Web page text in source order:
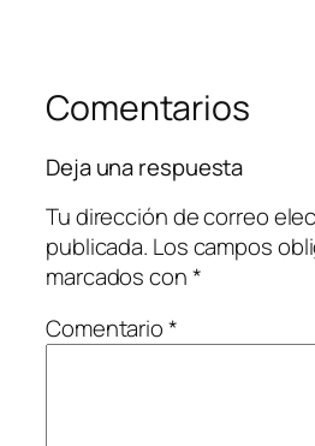
Comentarios
Deja una respuesta
Tu dirección de correo
publicada. Los campos
marcados con*
Comentario*